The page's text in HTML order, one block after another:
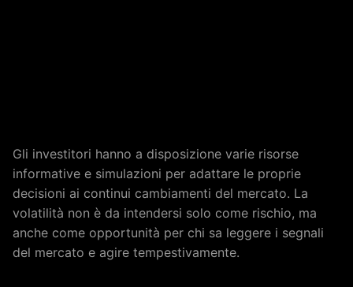
Gli investitori hanno a disposizione varie risorse
informative e simulazioni per adattare le proprie
decisioni ai continui cambiamenti del mercato. La
volatilità non è da intendersi solo come rischio, ma
anche come opportunità per chi sa leggere i segnali
del mercato e agire tempestivamente.